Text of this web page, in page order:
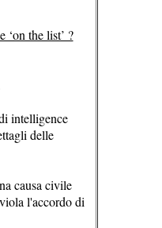
the list’ ?
intelligence
delle
causa civile
l'accordo di